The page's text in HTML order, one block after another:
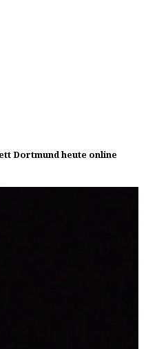
Dortmund heute online